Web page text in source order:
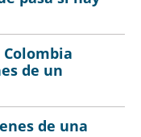
Colombia
de un
de una